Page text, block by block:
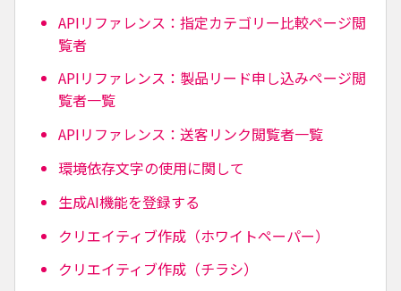
APIリファレンス：指定カテゴリー比較ページ閲
覧者
APIリファレンス：製品リード申し込みページ閲
覧者一覧
APIリファレンス：送客リンク閲覧者一覧
環境依存文字の使用に関して
生成AI機能を登録する
クリエイティブ作成（ホワイトペーパー）
クリエイティブ作成（チラシ）